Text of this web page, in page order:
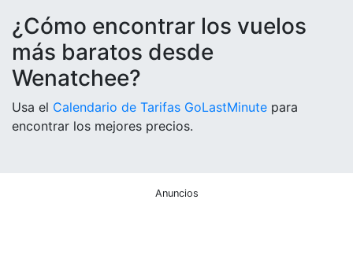
¿Cómo encontrar los vuelos
más baratos desde
Wenatchee?
Usa el Calendario de Tarifas GoLastMinute para
encontrar los mejores precios.
Anuncios